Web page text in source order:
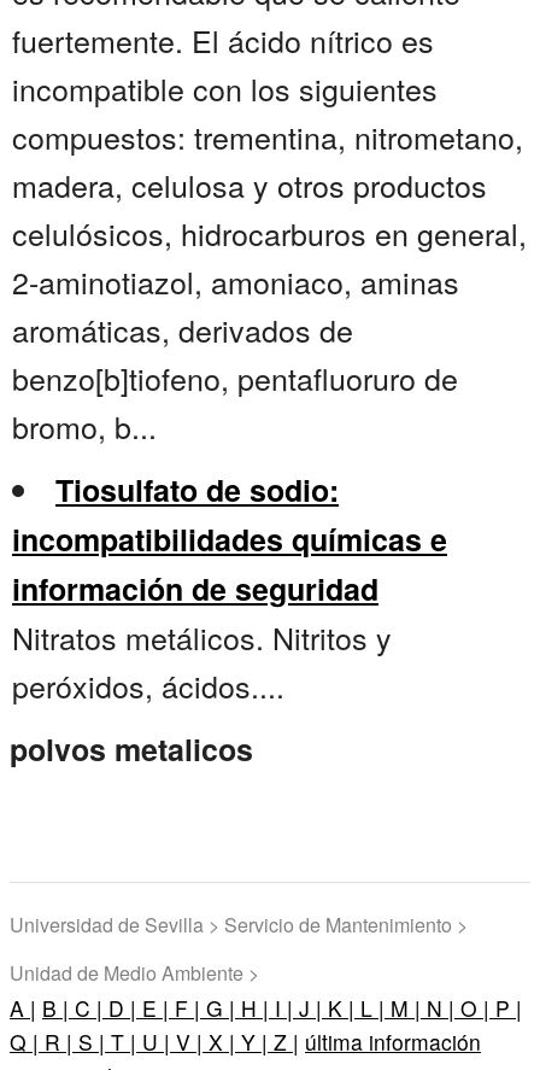
fuertemente. El ácido nítrico es
incompatible con los siguientes
compuestos: trementina, nitrometano,
madera, celulosa y otros productos
celulósicos, hidrocarburos en general,
2-aminotiazol, amoniaco, aminas
aromáticas, derivados de
benzo[b]tiofeno, pentafluoruro de
bromo, b...
Tiosulfato de sodio:
incompatibilidades químicas e
información de seguridad
Nitratos metálicos. Nitritos y
peróxidos, ácidos....
polvos metalicos
Universidad de Sevilla > Servicio de Mantenimiento >
Unidad de Medio Ambiente >
A | B | C | D | E | F | G | H | I | J | K | L | M | N | O | P |
Q | R | S | T | U | V | X | Y | Z | última información